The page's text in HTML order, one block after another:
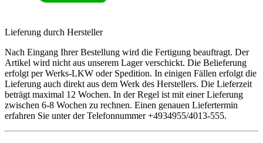
Lieferung durch Hersteller
Nach Eingang Ihrer Bestellung wird die Fertigung beauftragt. Der
Artikel wird nicht aus unserem Lager verschickt. Die Belieferung
erfolgt per Werks-LKW oder Spedition. In einigen Fällen erfolgt die
Lieferung auch direkt aus dem Werk des Herstellers. Die Lieferzeit
beträgt maximal 12 Wochen. In der Regel ist mit einer Lieferung
zwischen 6-8 Wochen zu rechnen. Einen genauen Liefertermin
erfahren Sie unter der Telefonnummer +4934955/4013-555.